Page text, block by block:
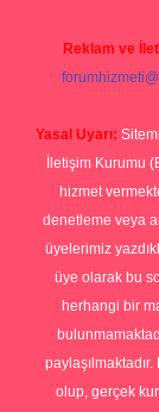
Reklam ve
Yasal Uyarı:
İletişim Kurumu
hizmet
denetleme veya
üyelerimiz
üye olarak bu
herhangi bir
olup, gerçek